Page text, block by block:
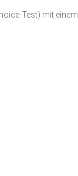
Test) mit